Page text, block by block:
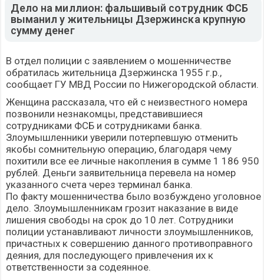
Дело на миллион: фальшивый сотрудник ФСБ
выманил у жительницы Дзержинска крупную
сумму денег
В отдел полиции с заявлением о мошенничестве
обратилась жительница Дзержинска 1955 г.р.,
сообщает ГУ МВД России по Нижегородской области.
Женщина рассказала, что ей с неизвестного номера
позвонили незнакомцы, представившиеся
сотрудниками ФСБ и сотрудниками банка.
Злоумышленники уверили потерпевшую отменить
якобы сомнительную операцию, благодаря чему
похитили все ее личные накопления в сумме 1 186 950
рублей. Деньги заявительница перевела на номер
указанного счета через терминал банка.
По факту мошенничества было возбуждено уголовное
дело. Злоумышленникам грозит наказание в виде
лишения свободы на срок до 10 лет. Сотрудники
полиции устанавливают личности злоумышленников,
причастных к совершению данного противоправного
деяния, для последующего привлечения их к
ответственности за содеянное.